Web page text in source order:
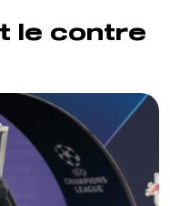
le contre